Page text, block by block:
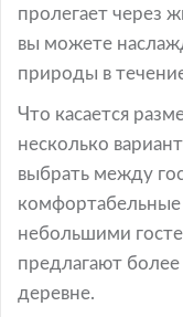
пролегает через
вы можете
природы в
Что касается
несколько
выбрать между
комфортабельные
небольшими
предлагают
деревне.